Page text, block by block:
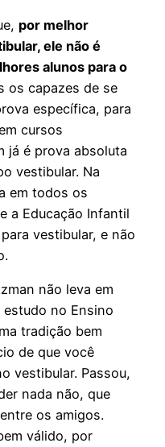
por melhor
ele não é
alunos para o
os capazes de se
específica, para
cursos
já é prova absoluta
vestibular. Na
em todos os
a Educação Infantil
vestibular, e não
não leva em
no Ensino
tradição bem
de que você
vestibular. Passou,
nada não, que
os amigos.
válido, por